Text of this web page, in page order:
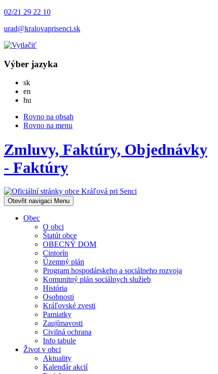
02/21 29 22 10
urad@kralovaprisenci.sk
Výber jazyka
skSlovensky
en
hu
Rovno na obsah
Rovno na menu
Zmluvy, Faktúry, Objednávky
- Faktúry
Otevřit navigaci Menu
Obec
O obci
Štatút obce
OBECNÝ DOM
Cintorín
Územný plán
Program hospodárskeho a sociálneho rozvoja
Komunitný plán sociálnych služieb
História
Osobnosti
Kráľovské zvesti
Pamiatky
Zaujímavosti
Civilná ochrana
Info tabule
Život v obci
Aktuality
Kalendár akcií